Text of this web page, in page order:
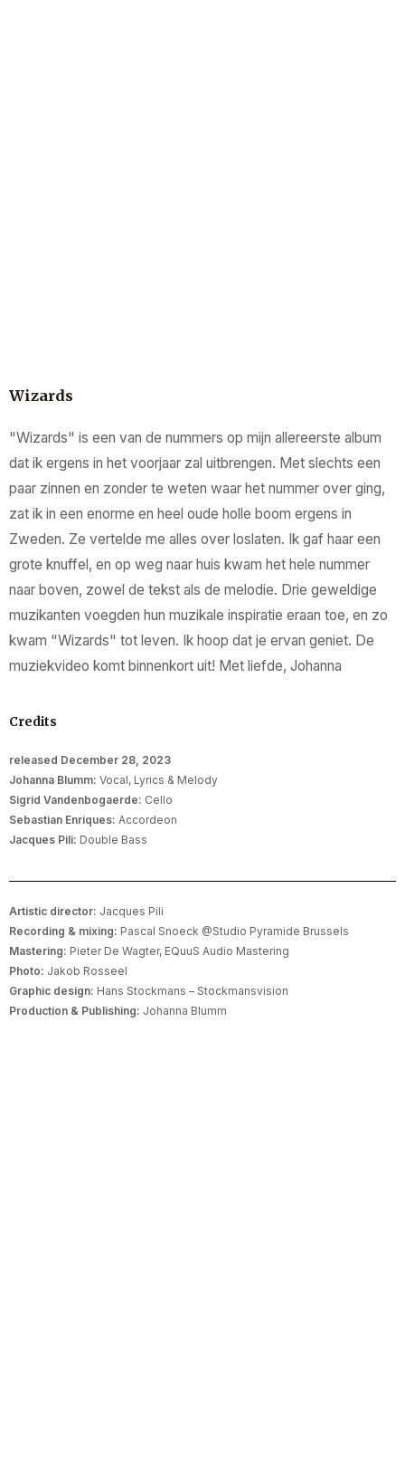
Wizards
"Wizards" is een van de nummers op mijn allereerste album
dat ik ergens in het voorjaar zal uitbrengen. Met slechts een
paar zinnen en zonder te weten waar het nummer over ging,
zat ik in een enorme en heel oude holle boom ergens in
Zweden. Ze vertelde me alles over loslaten. Ik gaf haar een
grote knuffel, en op weg naar huis kwam het hele nummer
naar boven, zowel de tekst als de melodie. Drie geweldige
muzikanten voegden hun muzikale inspiratie eraan toe, en zo
kwam "Wizards" tot leven. Ik hoop dat je ervan geniet. De
muziekvideo komt binnenkort uit! Met liefde, Johanna
Credits
released December 28, 2023
Johanna Blumm: Vocal, Lyrics & Melody
Sigrid Vandenbogaerde: Cello
Sebastian Enriques: Accordeon
Jacques Pili: Double Bass
Artistic director: Jacques Pili
Recording & mixing: Pascal Snoeck @Studio Pyramide Brussels
Mastering: Pieter De Wagter, EQuuS Audio Mastering
Photo: Jakob Rosseel
Graphic design: Hans Stockmans – Stockmansvision
Production & Publishing: Johanna Blumm